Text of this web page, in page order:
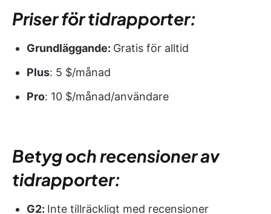
Priser för tidrapporter:
Grundläggande: Gratis för alltid
Plus: 5 $/månad
Pro: 10 $/månad/användare
Betyg och recensioner av
tidrapporter:
G2: Inte tillräckligt med recensioner